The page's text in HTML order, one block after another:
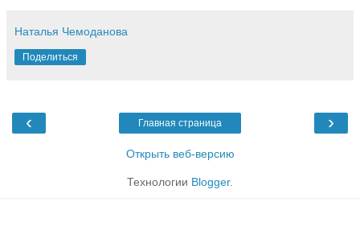
Наталья Чемоданова
Поделиться
‹ ›
Главная страница
Открыть веб-версию
Технологии Blogger.